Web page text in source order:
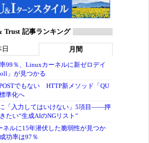
Trust 記事ランキング
日 月間
99％、Linuxカーネルに新ゼロデイ
」が見つかる
でもない HTTP新メソッド「QU
準化へ
「入力してはいけない」5項目――押
たい“生成AIのNGリスト”
ネルに15年潜伏した脆弱性が見つか
功率は97％